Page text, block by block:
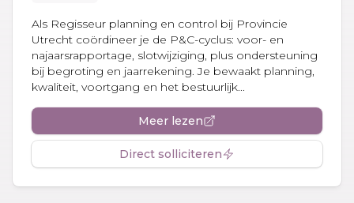
Als Regisseur planning en control bij Provincie
Utrecht coördineer je de P&C-cyclus: voor- en
najaarsrapportage, slotwijziging, plus ondersteuning
bij begroting en jaarrekening. Je bewaakt planning,
kwaliteit, voortgang en het bestuurlijk...
Meer lezen
Direct solliciteren